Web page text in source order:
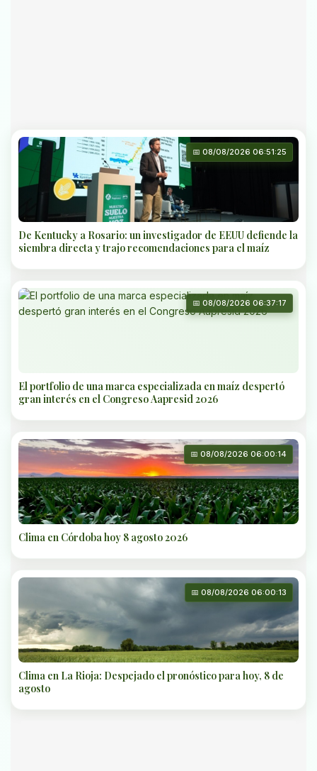
📅 08/08/2026 06:51:25
De Kentucky a Rosario: un investigador de EEUU defiende la
siembra directa y trajo recomendaciones para el maíz
📅 08/08/2026 06:37:17
El portfolio de una marca especializada en maíz despertó
gran interés en el Congreso Aapresid 2026
📅 08/08/2026 06:00:14
Clima en Córdoba hoy 8 agosto 2026
📅 08/08/2026 06:00:13
Clima en La Rioja: Despejado el pronóstico para hoy, 8 de
agosto